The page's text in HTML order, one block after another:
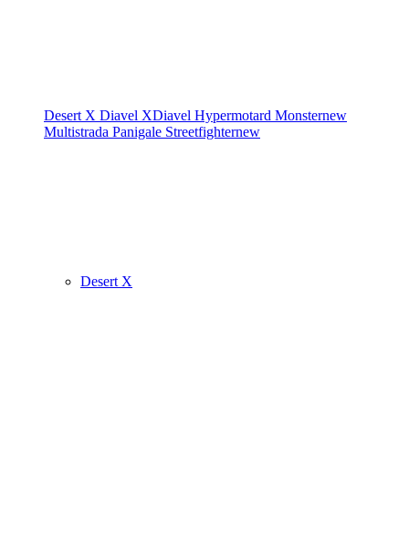
Desert X Diavel XDiavel Hypermotard Monsternew
Multistrada Panigale Streetfighternew
Desert X